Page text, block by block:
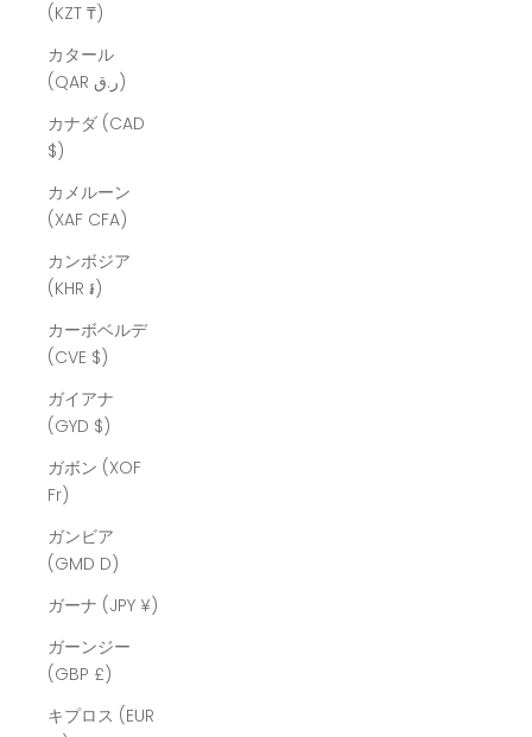
(KZT ₸)
カタール
(QAR ر.ق)
カナダ (CAD
$)
カメルーン
(XAF CFA)
カンボジア
(KHR ៛)
カーボベルデ
(CVE $)
ガイアナ
(GYD $)
ガボン (XOF
Fr)
ガンビア
(GMD D)
ガーナ (JPY ¥)
ガーンジー
(GBP £)
キプロス (EUR